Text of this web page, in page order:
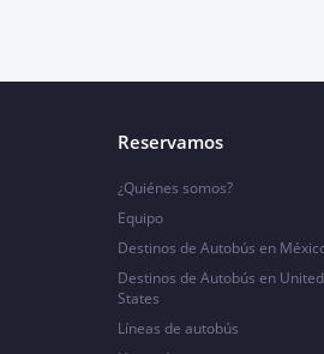
Reservamos
¿Quiénes somos?
Equipo
Destinos de Autobús en
Destinos de Autobús en United
States
Líneas de autobús